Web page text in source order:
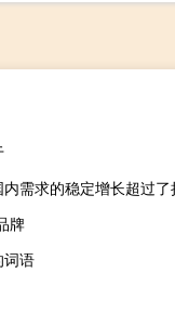
牌
词语